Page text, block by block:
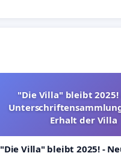
"Die Villa" bleibt 2025!
Erhalt der Villa
"Die Villa" bleibt 2025! -